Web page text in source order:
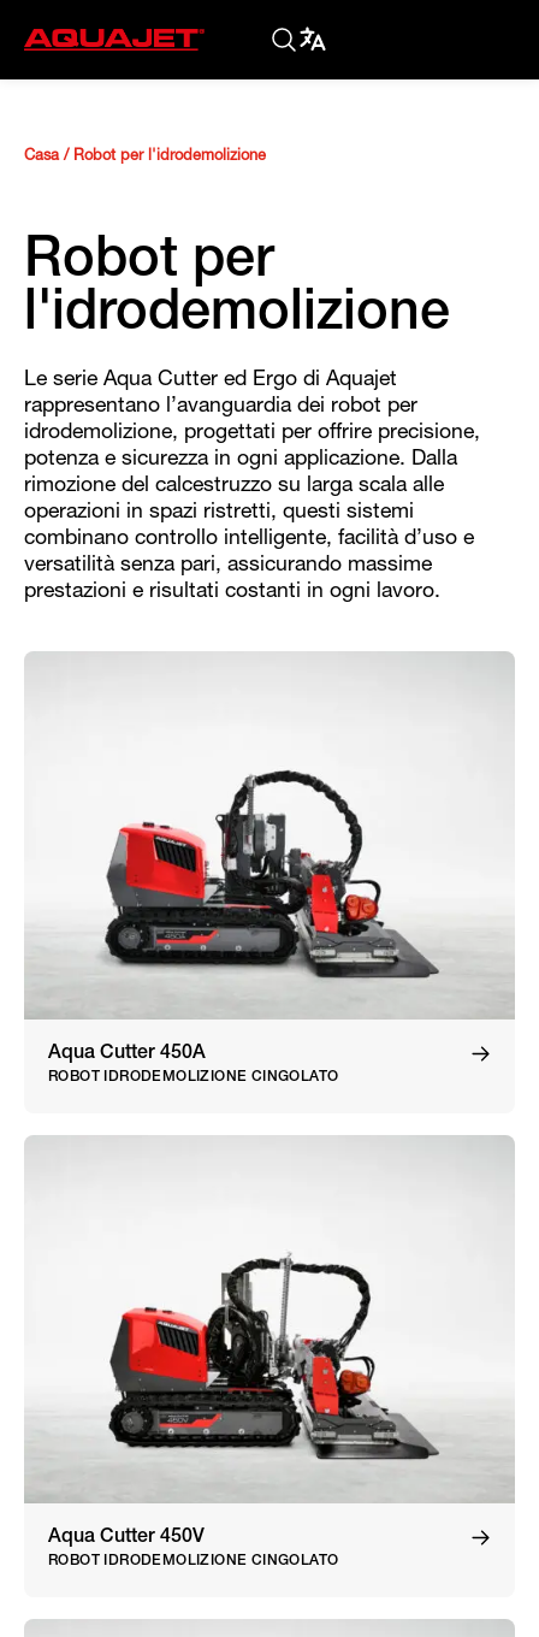
Casa/ Robot per l'idrodemolizione
Robot per
l'idrodemolizione
Le serie Aqua Cutter ed Ergo di Aquajet
rappresentano l’avanguardia dei robot per
idrodemolizione, progettati per offrire precisione,
potenza e sicurezza in ogni applicazione. Dalla
rimozione del calcestruzzo su larga scala alle
operazioni in spazi ristretti, questi sistemi
combinano controllo intelligente, facilità d’uso e
versatilità senza pari, assicurando massime
prestazioni e risultati costanti in ogni lavoro.
Aqua Cutter 450A
ROBOT IDRODEMOLIZIONE CINGOLATO
Aqua Cutter 450V
ROBOT IDRODEMOLIZIONE CINGOLATO